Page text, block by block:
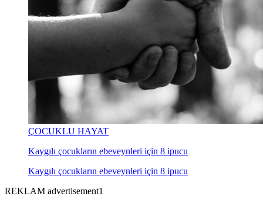
ÇOCUKLU HAYAT
Kaygılı çocukların ebeveynleri için 8 ipucu
Kaygılı çocukların ebeveynleri için 8 ipucu
REKLAM advertisement1